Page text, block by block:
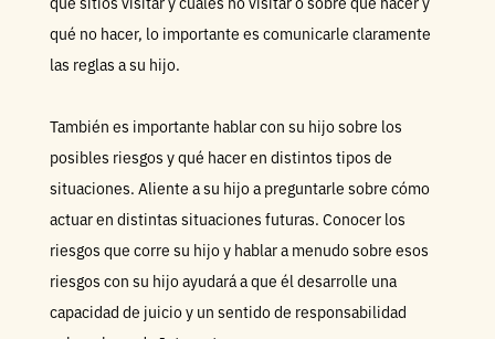
qué no hacer, lo importante es comunicarle claramente
las reglas a su hijo.
También es importante hablar con su hijo sobre los
posibles riesgos y qué hacer en distintos tipos de
situaciones. Aliente a su hijo a preguntarle sobre cómo
actuar en distintas situaciones futuras. Conocer los
riesgos que corre su hijo y hablar a menudo sobre esos
riesgos con su hijo ayudará a que él desarrolle una
capacidad de juicio y un sentido de responsabilidad